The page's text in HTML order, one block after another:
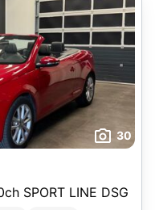
30
SPORT LINE DSG